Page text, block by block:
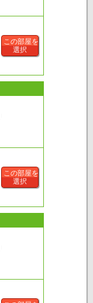
この部屋を
選択
この部屋を
選択